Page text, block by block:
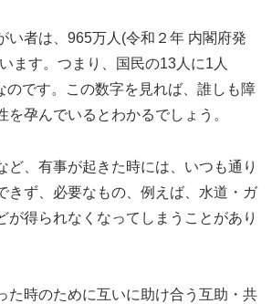
い者は、965万人(令和２年 内閣府発
ます。つまり、国民の13人に1人
のです。この数字を見れば、誰しも障
を孕んでいるとわかるでしょう。
ど、有事が起きた時には、いつも通り
きず、必要なもの、例えば、水道・ガ
が得られなくなってしまうことがあり
た時のために互いに助け合う互助・共